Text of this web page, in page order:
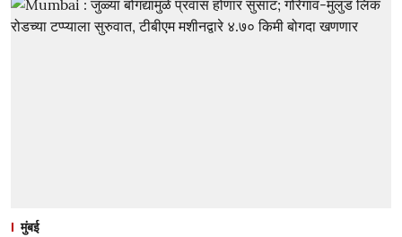
मुंबई